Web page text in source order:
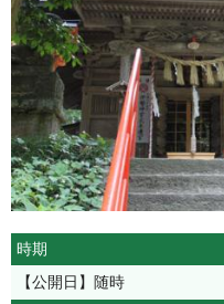
時期
【公開日】随時